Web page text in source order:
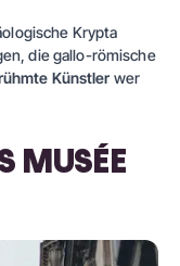
Krypta
die gallo-römische
Künstler wer
MUSÉE